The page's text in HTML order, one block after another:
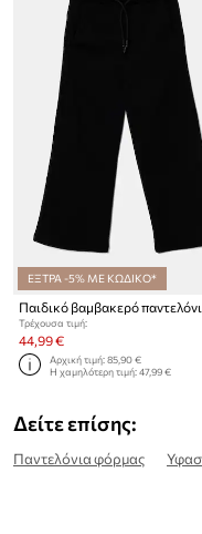
ΕΞΤΡΑ -5% ΜΕ ΚΩΔΙΚΟ*
Τρέχουσα τιμή:
44,99 €
Αρχική τιμή:85,90 €
Η χαμηλότερη τιμή:47,99 €
Δείτε επίσης:
Παντελόνια φόρμας